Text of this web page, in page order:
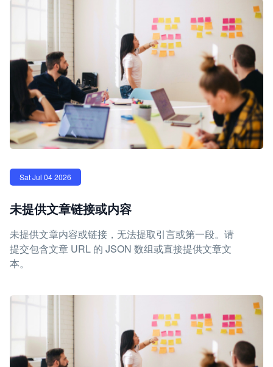
Sat Jul 04 2026
未提供文章链接或内容
未提供文章内容或链接，无法提取引言或第一段。请
提交包含文章 URL 的 JSON 数组或直接提供文章文
本。